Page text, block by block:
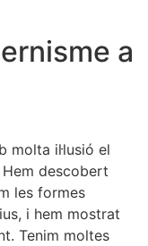
a
molta il·lusió el
descobert
les formes
i hem mostrat
Tenim moltes